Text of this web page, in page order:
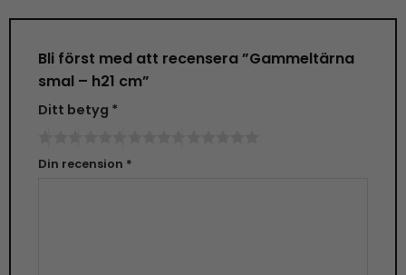
Bli först med att recensera ”Gammeltärna
smal – h21 cm”
Ditt betyg *
Din recension *